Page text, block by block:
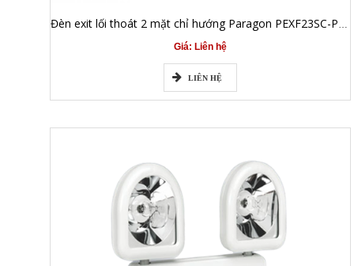
Đèn exit lối thoát 2 mặt chỉ hướng Paragon PEXF23SC-P182
Giá: Liên hệ
LIÊN HỆ